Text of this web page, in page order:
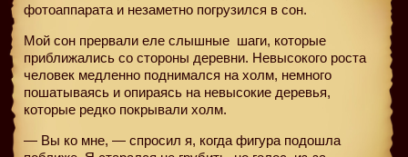
фотоаппарата и незаметно погрузился в сон.
Мой сон прервали еле слышные шаги, которые
приближались со стороны деревни. Невысокого роста
человек медленно поднимался на холм, немного
пошатываясь и опираясь на невысокие деревья,
которые редко покрывали холм.
— Вы ко мне, — спросил я, когда фигура подошла